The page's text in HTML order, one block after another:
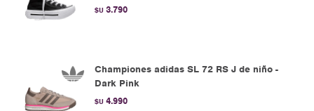
$U 3.790
Championes adidas SL 72 RS J de niño -
Dark Pink
$U 4.990